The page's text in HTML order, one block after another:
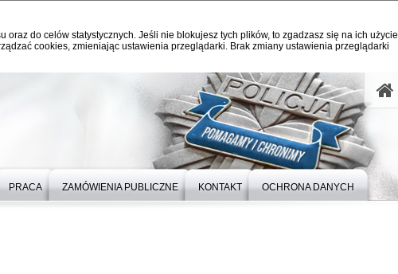
do celów statystycznych. Jeśli nie blokujesz tych plików, to zgadzasz się na ich użycie
cookies, zmieniając ustawienia przeglądarki. Brak zmiany ustawienia przeglądarki
PRACA ZAMÓWIENIA PUBLICZNE KONTAKT OCHRONA DANYCH